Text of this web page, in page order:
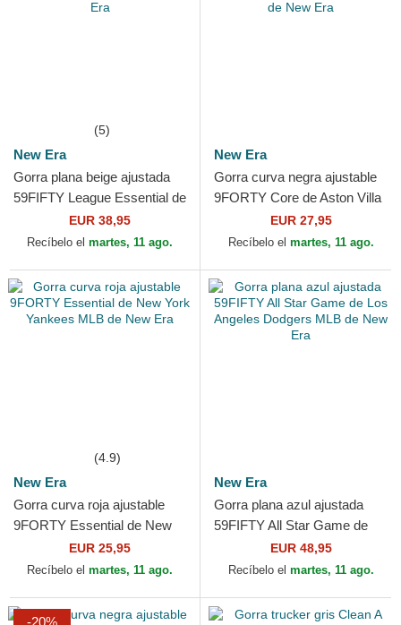
(5)
New Era
Gorra plana beige ajustada
59FIFTY League Essential de
New York Yankees MLB de
New Era
EUR 38,95
Recíbelo el martes, 11 ago.
New Era
Gorra curva negra ajustable
9FORTY Core de Aston Villa
Football Club Premier League
de New Era
EUR 27,95
Recíbelo el martes, 11 ago.
(4.9)
New Era
Gorra curva roja ajustable
9FORTY Essential de New
York Yankees MLB de New
Era
EUR 25,95
Recíbelo el martes, 11 ago.
New Era
Gorra plana azul ajustada
59FIFTY All Star Game de
Los Angeles Dodgers MLB
de New Era
EUR 48,95
Recíbelo el martes, 11 ago.
-20%